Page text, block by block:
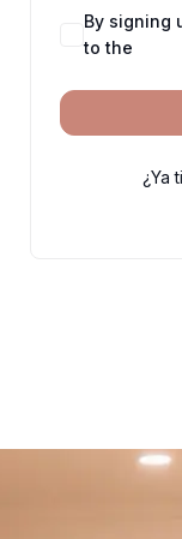
By signing
to the
¿Ya